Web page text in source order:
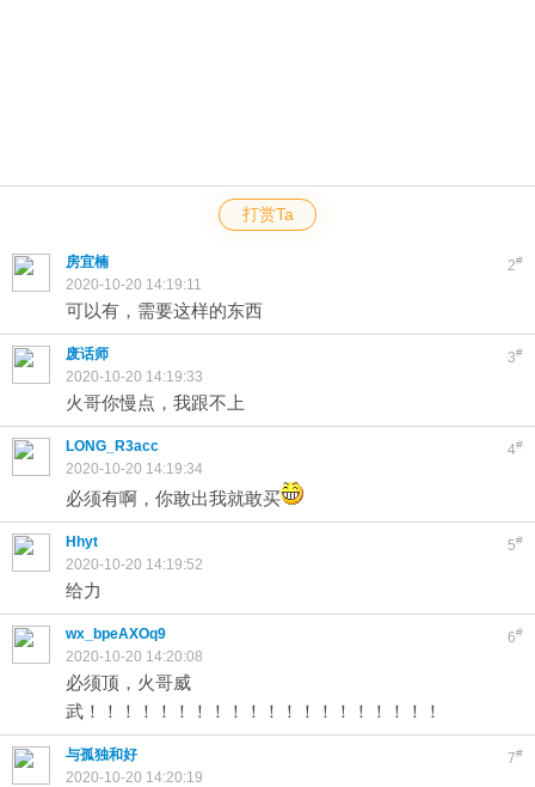
打赏Ta
2#
房宜楠
2020-10-20 14:19:11
可以有，需要这样的东西
3#
废话师
2020-10-20 14:19:33
火哥你慢点，我跟不上
4#
LONG_R3acc
2020-10-20 14:19:34
必须有啊，你敢出我就敢买
5#
Hhyt
2020-10-20 14:19:52
给力
6#
wx_bpeAXOq9
2020-10-20 14:20:08
必须顶，火哥威
武！！！！！！！！！！！！！！！！！！！！
7#
与孤独和好
2020-10-20 14:20:19